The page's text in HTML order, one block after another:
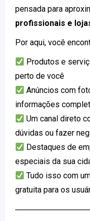
pensada para
profissionais e
Por aqui, você
Produtos e
perto de você
Anúncios com
informações
Um canal direto
dúvidas ou fazer
Destaques de
especiais da sua
Tudo isso com
gratuita para os